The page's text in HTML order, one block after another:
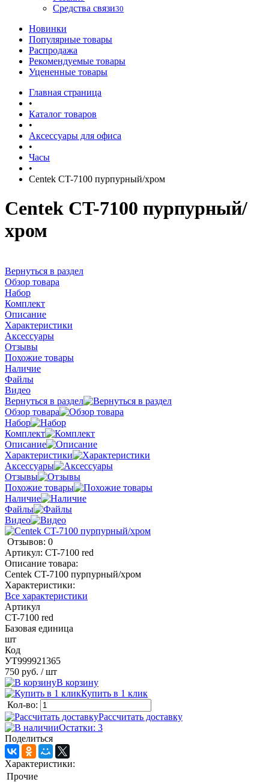
Средства связи30
Новинки
Популярные товары
Распродажа
Рекомендуемые товары
Уцененные товары
Главная страница
•
Каталог товаров
•
Аксессуары для офиса
•
Часы
•
Centek CT-7100 пурпурный/хром
Centek CT-7100 пурпурный/
хром
Вернуться в раздел
Обзор товара
Набор
Комплект
Описание
Характеристики
Аксессуары
Отзывы
Похожие товары
Наличие
Файлы
Видео
Вернуться в раздел
Обзор товара
Набор
Комплект
Описание
Характеристики
Аксессуары
Отзывы
Похожие товары
Наличие
Файлы
Видео
Отзывов: 0
Артикул: CT-7100 red
Описание товара:
Centek CT-7100 пурпурный/хром
Характеристики:
Все характеристики
Артикул
CT-7100 red
Базовая единица
шт
Код
УТ999921365
750 руб. / шт
В корзину
Купить в 1 клик
Кол-во:
Рассчитать доставку
Остатки: 3
Поделиться
Характеристики:
Прочие